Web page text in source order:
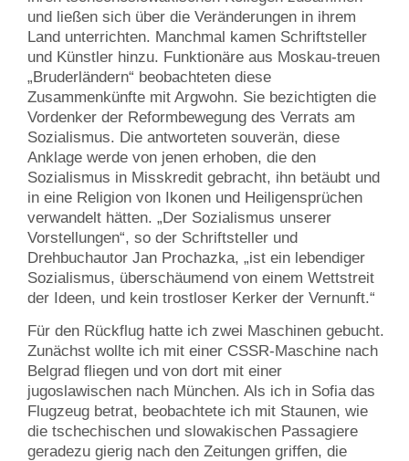
und ließen sich über die Veränderungen in ihrem
Land unterrichten. Manchmal kamen Schriftsteller
und Künstler hinzu. Funktionäre aus Moskau-treuen
„Bruderländern“ beobachteten diese
Zusammenkünfte mit Argwohn. Sie bezichtigten die
Vordenker der Reformbewegung des Verrats am
Sozialismus. Die antworteten souverän, diese
Anklage werde von jenen erhoben, die den
Sozialismus in Misskredit gebracht, ihn betäubt und
in eine Religion von Ikonen und Heiligensprüchen
verwandelt hätten. „Der Sozialismus unserer
Vorstellungen“, so der Schriftsteller und
Drehbuchautor Jan Prochazka, „ist ein lebendiger
Sozialismus, überschäumend von einem Wettstreit
der Ideen, und kein trostloser Kerker der Vernunft.“
Für den Rückflug hatte ich zwei Maschinen gebucht.
Zunächst wollte ich mit einer CSSR-Maschine nach
Belgrad fliegen und von dort mit einer
jugoslawischen nach München. Als ich in Sofia das
Flugzeug betrat, beobachtete ich mit Staunen, wie
die tschechischen und slowakischen Passagiere
geradezu gierig nach den Zeitungen griffen, die